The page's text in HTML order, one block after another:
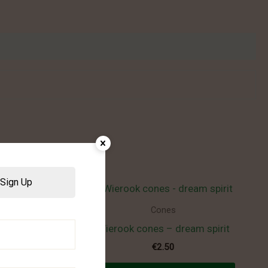
Cones
Wierook cones – dream spirit
€2.50
Sign Up